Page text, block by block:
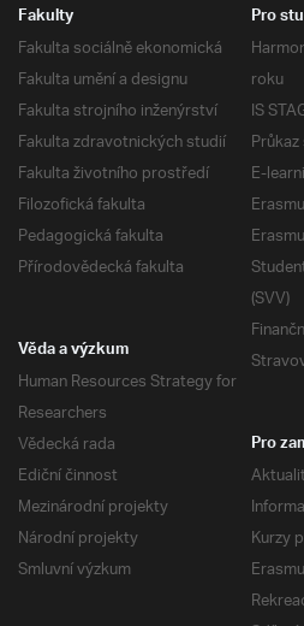
Fakulty
Fakulta sociálně ekonomická
Fakulta umění a designu
Fakulta strojního inženýrství
Fakulta zdravotnických studií
Fakulta životního prostředí
Filozofická fakulta
Pedagogická fakulta
Přírodovědecká fakulta
Pro
roku
IS
E-
(SVV)
Věda a výzkum
Human Resources Strategy for
Researchers
Vědecká rada
Ediční činnost
Mezinárodní projekty
Národní projekty
Smluvní výzkum
Pro
Kurzy